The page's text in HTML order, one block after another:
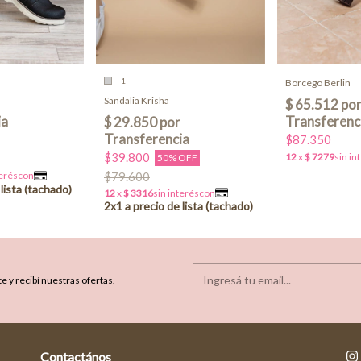
+1
Sandalia Krisha
$39.800 50% OFF
$79.600
Borcego Berlin
$87.350
y recibí nuestras ofertas.
Contactános